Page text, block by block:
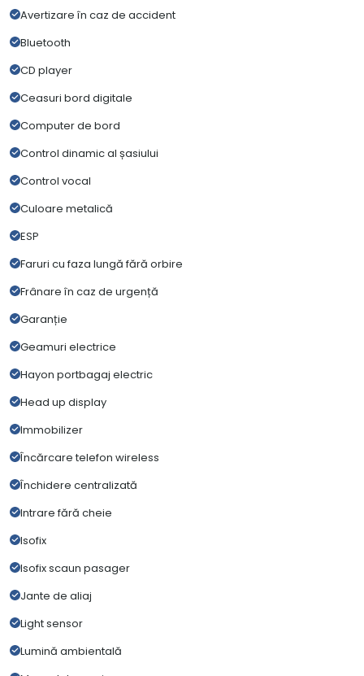
Avertizare în caz de accident
Bluetooth
CD player
Ceasuri bord digitale
Computer de bord
Control dinamic al șasiului
Control vocal
Culoare metalică
ESP
Faruri cu faza lungă fără orbire
Frânare în caz de urgență
Garanție
Geamuri electrice
Hayon portbagaj electric
Head up display
Immobilizer
Încărcare telefon wireless
Închidere centralizată
Intrare fără cheie
Isofix
Isofix scaun pasager
Jante de aliaj
Light sensor
Lumină ambientală